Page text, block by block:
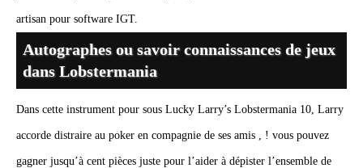
artisan pour software IGT.
Autographes ou savoir connaissances de jeux
dans Lobstermania
Dans cette instrument pour sous Lucky Larry’s Lobstermania 10, Larry
accorde distraire au poker en compagnie de ses amis , ! vous pouvez
gagner jusqu’à cent pièces juste pour l’aider à dépister l’ensemble de